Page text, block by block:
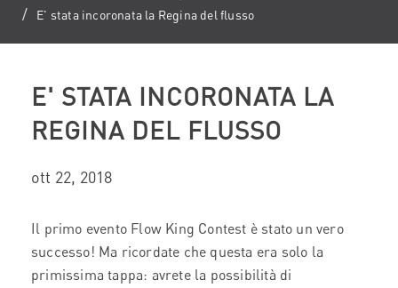
E' stata incoronata la Regina del flusso
E' STATA INCORONATA LA
REGINA DEL FLUSSO
ott 22, 2018
Il primo evento Flow King Contest è stato un vero
successo! Ma ricordate che questa era solo la
primissima tappa: avrete la possibilità di